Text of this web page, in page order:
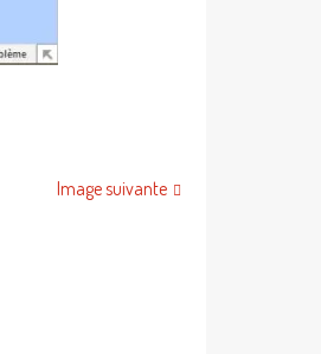
Image suivante